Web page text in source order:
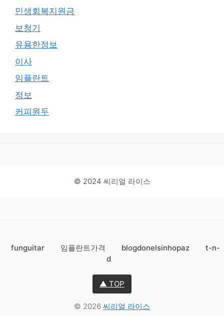
민생회복지원금
보청기
유용한정보
이사
임플란트
정보
커피원두
© 2024 씨리얼 라이스
funguitar 임플란트가격 blogdonelsinhopaz
t-n-
d
▲ TOP
© 2026 씨리얼 라이스